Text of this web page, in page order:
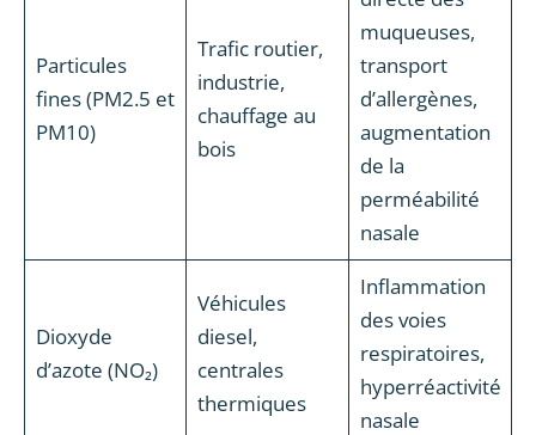
Particules
fines (PM2.5 et
PM10)
Trafic routier,
industrie,
chauffage au
bois
muqueuses,
transport
d’allergènes,
augmentation
de la
perméabilité
nasale
Dioxyde
d’azote (NO₂)
Véhicules
diesel,
centrales
thermiques
Inflammation
des voies
respiratoires,
hyperréactivité
nasale